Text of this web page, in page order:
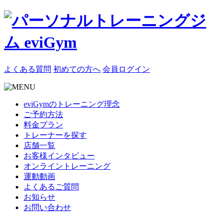
よくある質問 初めての方へ 会員ログイン
eviGymのトレーニング理念
ご予約方法
料金プラン
トレーナーを探す
店舗一覧
お客様インタビュー
オンライントレーニング
運動動画
よくあるご質問
お知らせ
お問い合わせ